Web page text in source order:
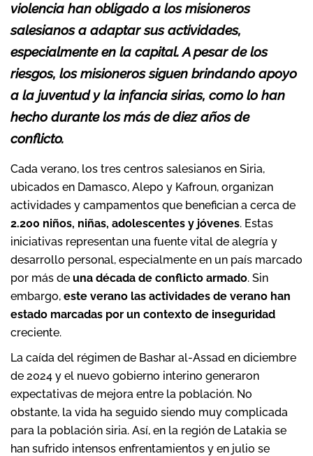
violencia han obligado a los misioneros
salesianos a adaptar sus actividades,
especialmente en la capital. A pesar de los
riesgos, los misioneros siguen brindando apoyo
a la juventud y la infancia sirias, como lo han
hecho durante los más de diez años de
conflicto.
Cada verano, los tres centros salesianos en Siria,
ubicados en Damasco, Alepo y Kafroun, organizan
actividades y campamentos que benefician a cerca de
2.200 niños, niñas, adolescentes y jóvenes. Estas
iniciativas representan una fuente vital de alegría y
desarrollo personal, especialmente en un país marcado
por más de una década de conflicto armado. Sin
embargo, este verano las actividades de verano han
estado marcadas por un contexto de inseguridad
creciente.
La caída del régimen de Bashar al-Assad en diciembre
de 2024 y el nuevo gobierno interino generaron
expectativas de mejora entre la población. No
obstante, la vida ha seguido siendo muy complicada
para la población siria. Así, en la región de Latakia se
han sufrido intensos enfrentamientos y en julio se